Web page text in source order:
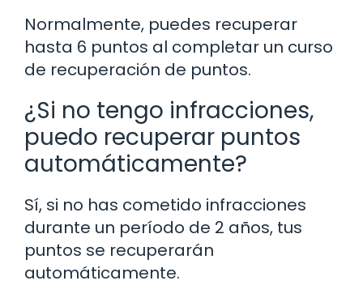
Normalmente, puedes recuperar
hasta 6 puntos al completar un curso
de recuperación de puntos.
¿Si no tengo infracciones,
puedo recuperar puntos
automáticamente?
Sí, si no has cometido infracciones
durante un período de 2 años, tus
puntos se recuperarán
automáticamente.